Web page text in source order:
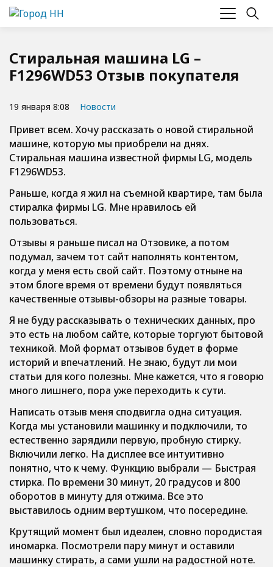
Стиральная машина LG –
F1296WD53 Отзыв покупателя
19 января 8:08 Новости
Привет всем. Хочу рассказать о новой стиральной
машине, которую мы приобрели на днях.
Стиральная машина известной фирмы LG, модель
F1296WD53.
Раньше, когда я жил на съемной квартире, там была
стиралка фирмы LG. Мне нравилось ей
пользоваться.
Отзывы я раньше писал на Отзовике, а потом
подумал, зачем тот сайт наполнять контентом,
когда у меня есть свой сайт. Поэтому отныне на
этом блоге время от времени будут появляться
качественные отзывы-обзоры на разные товары.
Я не буду рассказывать о технических данных, про
это есть на любом сайте, которые торгуют бытовой
техникой. Мой формат отзывов будет в форме
историй и впечатлений. Не знаю, будут ли мои
статьи для кого полезны. Мне кажется, что я говорю
много лишнего, пора уже переходить к сути.
Написать отзыв меня сподвигла одна ситуация.
Когда мы установили машинку и подключили, то
естественно зарядили первую, пробную стирку.
Включили легко. На дисплее все интуитивно
понятно, что к чему. Функцию выбрали — Быстрая
стирка. По времени 30 минут, 20 градусов и 800
оборотов в минуту для отжима. Все это
выставилось одним вертушком, что посередине.
Крутящий момент был идеален, словно породистая
иномарка. Посмотрели пару минут и оставили
машинку стирать, а сами ушли на радостной ноте.